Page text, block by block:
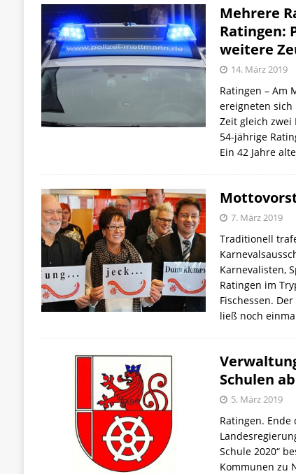
Mehrere
Ratingen:
weitere
14. März 2019
Ratingen – Am
ereigneten
Zeit gleich
54-jährige
Ein 42 Jahre
7. März 2019
Traditionell
Karnevalisten,
Ratingen im
Fischessen.
ließ noch
Schulen ab
5. März 2019
Ratingen. Ende
Schule 2020“
Kommunen zu